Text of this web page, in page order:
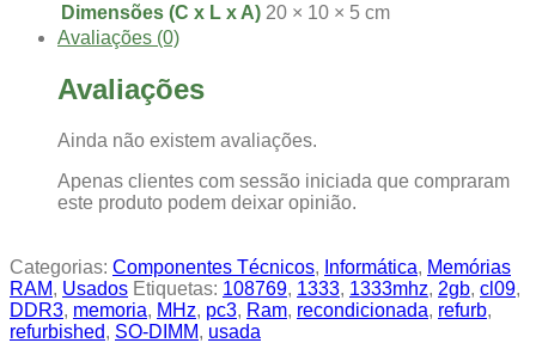
Dimensões (C x L x A) 20 × 10 × 5 cm
Avaliações (0)
Avaliações
Ainda não existem avaliações.
Apenas clientes com sessão iniciada que compraram
este produto podem deixar opinião.
Categorias: Componentes Técnicos, Informática, Memórias
RAM, Usados Etiquetas: 108769, 1333, 1333mhz, 2gb, cl09,
DDR3, memoria, MHz, pc3, Ram, recondicionada, refurb,
refurbished, SO-DIMM, usada